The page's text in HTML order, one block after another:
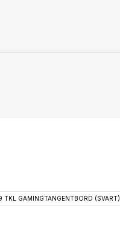
TKL GAMINGTANGENTBORD (SVART)